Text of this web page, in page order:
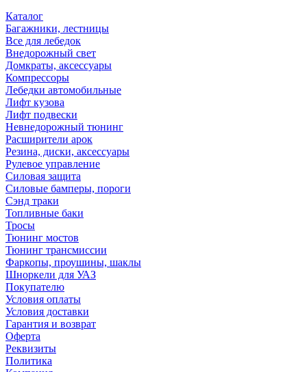
Каталог
Багажники, лестницы
Все для лебедок
Внедорожный свет
Домкраты, аксессуары
Компрессоры
Лебедки автомобильные
Лифт кузова
Лифт подвески
Невнедорожный тюнинг
Расширители арок
Резина, диски, аксессуары
Рулевое управление
Силовая защита
Силовые бамперы, пороги
Сэнд траки
Топливные баки
Тросы
Тюнинг мостов
Тюнинг трансмиссии
Фаркопы, проушины, шаклы
Шноркели для УАЗ
Покупателю
Условия оплаты
Условия доставки
Гарантия и возврат
Оферта
Реквизиты
Политика